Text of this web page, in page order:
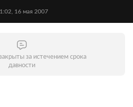
16 мая 2007
за истечением срока
давности